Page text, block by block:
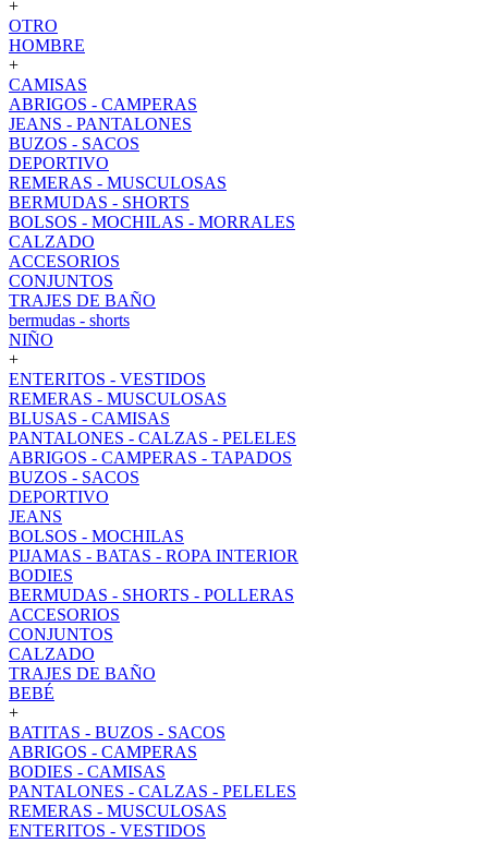
+
OTRO
HOMBRE
+
CAMISAS
ABRIGOS - CAMPERAS
JEANS - PANTALONES
BUZOS - SACOS
DEPORTIVO
REMERAS - MUSCULOSAS
BERMUDAS - SHORTS
BOLSOS - MOCHILAS - MORRALES
CALZADO
ACCESORIOS
CONJUNTOS
TRAJES DE BAÑO
bermudas - shorts
NIÑO
+
ENTERITOS - VESTIDOS
REMERAS - MUSCULOSAS
BLUSAS - CAMISAS
PANTALONES - CALZAS - PELELES
ABRIGOS - CAMPERAS - TAPADOS
BUZOS - SACOS
DEPORTIVO
JEANS
BOLSOS - MOCHILAS
PIJAMAS - BATAS - ROPA INTERIOR
BODIES
BERMUDAS - SHORTS - POLLERAS
ACCESORIOS
CONJUNTOS
CALZADO
TRAJES DE BAÑO
BEBÉ
+
BATITAS - BUZOS - SACOS
ABRIGOS - CAMPERAS
BODIES - CAMISAS
PANTALONES - CALZAS - PELELES
REMERAS - MUSCULOSAS
ENTERITOS - VESTIDOS